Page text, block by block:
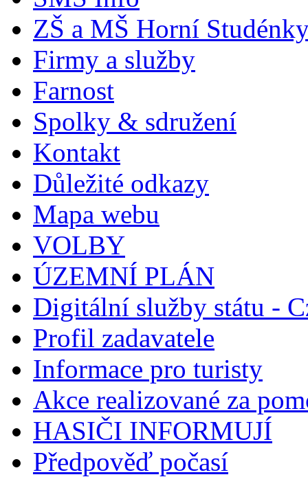
ZŠ a MŠ Horní
Firmy a služby
Farnost
Spolky & sdružení
Kontakt
Důležité odkazy
Mapa webu
VOLBY
ÚZEMNÍ PLÁN
Digitální služby státu -
Profil zadavatele
Informace pro turisty
Akce realizované za
HASIČI INFORMUJÍ
Předpověď počasí